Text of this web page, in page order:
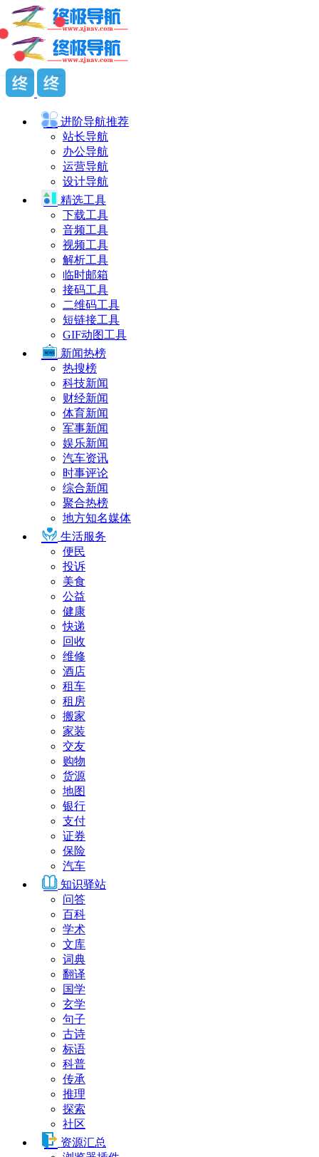
进阶导航推荐
站长导航
办公导航
运营导航
设计导航
精选工具
下载工具
音频工具
视频工具
解析工具
临时邮箱
接码工具
二维码工具
短链接工具
GIF动图工具
新闻热榜
热搜榜
科技新闻
财经新闻
体育新闻
军事新闻
娱乐新闻
汽车资讯
时事评论
综合新闻
聚合热榜
地方知名媒体
生活服务
便民
投诉
美食
公益
健康
快递
回收
维修
酒店
租车
租房
搬家
家装
交友
购物
货源
地图
银行
支付
证券
保险
汽车
知识驿站
问答
百科
学术
文库
词典
翻译
国学
玄学
句子
古诗
标语
科普
传承
推理
探索
社区
资源汇总